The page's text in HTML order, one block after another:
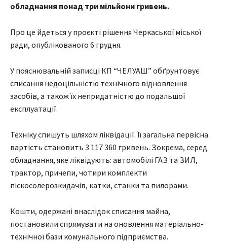
обладнання понад три мільйони гривень.
Про це йдеться у проєкті рішення Черкаської міської
ради, опублікованого 6 грудня.
У пояснювальній записці КП “ЧЕЛУАШ” обґрунтовує
списання недоцільністю технічного відновлення
засобів, а також їх непридатністю до подальшої
експлуатації.
Техніку спишуть шляхом ліквідації. Її загальна первісна
вартість становить 3 117 360 гривень. Зокрема, серед
обладнання, яке ліквідують: автомобілі ГАЗ та ЗИЛ,
трактор, причепи, чотири комплекти
піскосолерозкидачів, катки, станки та пилорами.
Кошти, одержані внаслідок списання майна,
постановили спрямувати на оновлення матеріально-
технічної бази комунального підприємства.